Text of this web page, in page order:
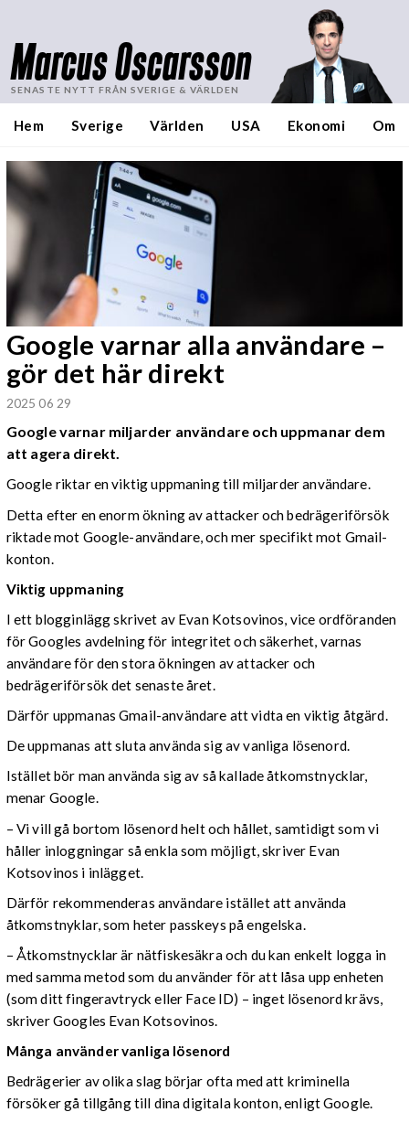
Marcus Oscarsson
SENASTE NYTT FRÅN SVERIGE & VÄRLDEN
Hem Sverige Världen USA Ekonomi Om
Google varnar alla användare –
gör det här direkt
2025 06 29
Google varnar miljarder användare och uppmanar dem
att agera direkt.
Google riktar en viktig uppmaning till miljarder användare.
Detta efter en enorm ökning av attacker och bedrägeriförsök
riktade mot Google-användare, och mer specifikt mot Gmail-
konton.
Viktig uppmaning
I ett blogginlägg skrivet av Evan Kotsovinos, vice ordföranden
för Googles avdelning för integritet och säkerhet, varnas
användare för den stora ökningen av attacker och
bedrägeriförsök det senaste året.
Därför uppmanas Gmail-användare att vidta en viktig åtgärd.
De uppmanas att sluta använda sig av vanliga lösenord.
Istället bör man använda sig av så kallade åtkomstnycklar,
menar Google.
– Vi vill gå bortom lösenord helt och hållet, samtidigt som vi
håller inloggningar så enkla som möjligt, skriver Evan
Kotsovinos i inlägget.
Därför rekommenderas användare istället att använda
åtkomstnyklar, som heter passkeys på engelska.
– Åtkomstnycklar är nätfiskesäkra och du kan enkelt logga in
med samma metod som du använder för att låsa upp enheten
(som ditt fingeravtryck eller Face ID) – inget lösenord krävs,
skriver Googles Evan Kotsovinos.
Många använder vanliga lösenord
Bedrägerier av olika slag börjar ofta med att kriminella
försöker gå tillgång till dina digitala konton, enligt Google.